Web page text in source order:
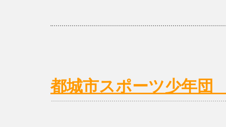
都城市スポーツ少年